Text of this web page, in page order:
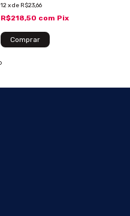
12xde R$23,66
R$218,50 com Pix